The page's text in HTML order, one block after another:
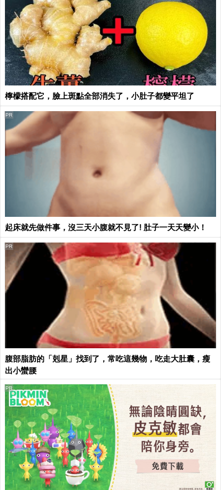
檸檬搭配它，臉上斑點全部消失了，小肚子都變平坦了
起床就先做件事，沒三天小腹就不見了! 肚子一天天變小！
PR
腹部脂肪的「剋星」找到了，常吃這幾物，吃走大肚囊，瘦
出小蠻腰
PR
PR